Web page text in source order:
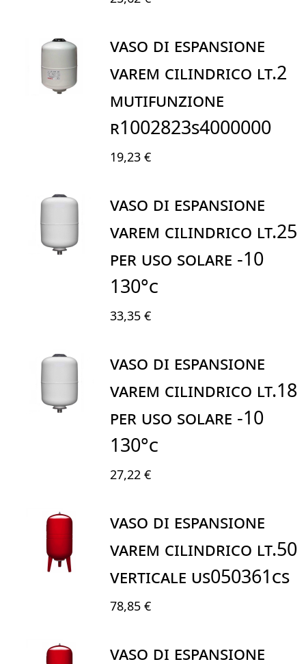
VASO DI ESPANSIONE
VAREM CILINDRICO LT.2
MUTIFUNZIONE
R1002823S4000000
19,23 €
VASO DI ESPANSIONE
VAREM CILINDRICO LT.25
PER USO SOLARE -10
130°C
33,35 €
VASO DI ESPANSIONE
VAREM CILINDRICO LT.18
PER USO SOLARE -10
130°C
27,22 €
VASO DI ESPANSIONE
VAREM CILINDRICO LT.50
VERTICALE US050361CS
78,85 €
VASO DI ESPANSIONE